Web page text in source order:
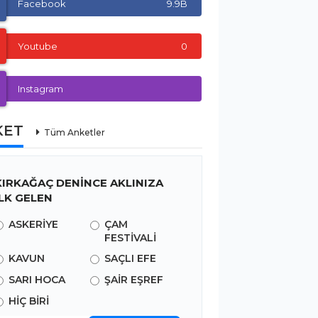
Facebook 9.9B
Youtube 0
Instagram
Tüm Anketler
DENİNCE AKLINIZA
GELEN
ASKERİYE
ÇAM
FESTİVALİ
KAVUN
SAÇLI EFE
SARI HOCA
ŞAİR EŞREF
HİÇ BİRİ